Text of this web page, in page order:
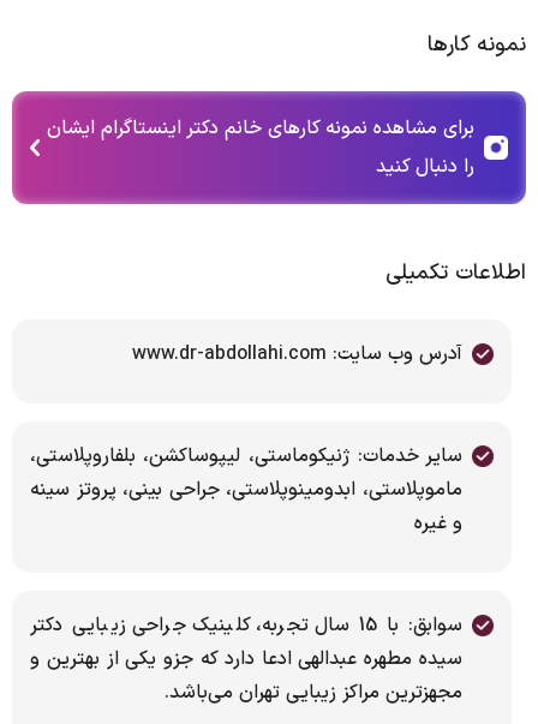
نمونه کارها
برای مشاهده نمونه کارهای خانم دکتر اینستاگرام ایشان
را دنبال کنید
اطلاعات تکمیلی
آدرس وب سایت: www.dr-abdollahi.com
سایر خدمات: ژنیکوماستی، لیپوساکشن، بلفاروپلاستی،
ماموپلاستی، ابدومینوپلاستی، جراحی بینی، پروتز سینه
و غیره
سوابق: با 15 سال تجربه، کلینیک جراحی زیبایى دکتر
سیده مطهره عبدالهی ادعا دارد که جزو یکى از بهترین و
مجهزترین مراکز زیبایى تهران مى‌باشد.